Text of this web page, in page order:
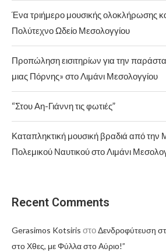
Ένα τριήμερο μουσικής ολοκλήρωσης
Πολύτεχνο Ωδείο Μεσολογγίου
Προπώληση εισιτηρίων για την
μιας Πόρνης» στο Λιμάνι Μεσολογγίου
“Στου Αη-Γιάννη τις φωτιές”
Καταπληκτική μουσική βραδιά από την
Πολεμικού Ναυτικού στο Λιμάνι
Recent Comments
Gerasimos Kotsiris στοΔενδροφύτευση
στο Χθες, με Φύλλα στο Αύριο!”